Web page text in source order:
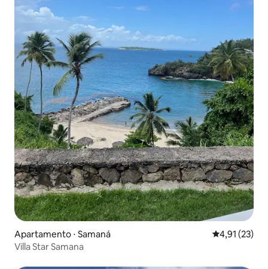
Apartamento ⋅ Samaná 4,91 de uma
4,91 (23)
Villa Star Samana